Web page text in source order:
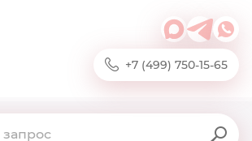
+7 (499) 750-15-65